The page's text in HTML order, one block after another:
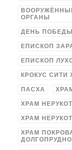
ОРГАНЫ
ДЕНЬ ПОБЕДЫ
ЕПИСКОП
ЕПИСКОП
КРОКУС СИТИ
ПАСХА
ХРАМ
ХРАМ
ХРАМ